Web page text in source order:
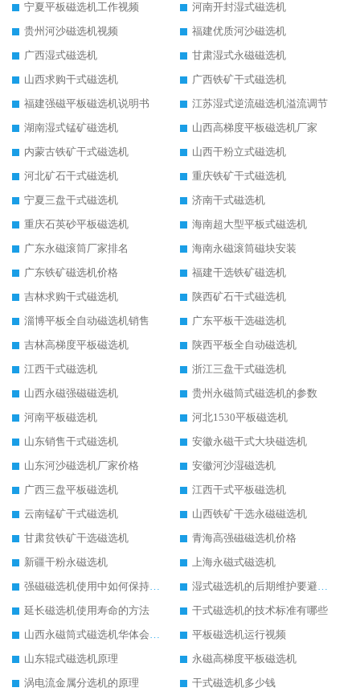
宁夏平板磁选机工作视频
河南开封湿式磁选机
贵州河沙磁选机视频
福建优质河沙磁选机
广西湿式磁选机
甘肃湿式永磁磁选机
山西求购干式磁选机
广西铁矿干式磁选机
福建强磁平板磁选机说明书
江苏湿式逆流磁选机溢流调节
湖南湿式锰矿磁选机
山西高梯度平板磁选机厂家
内蒙古铁矿干式磁选机
山西干粉立式磁选机
河北矿石干式磁选机
重庆铁矿干式磁选机
宁夏三盘干式磁选机
济南干式磁选机
重庆石英砂平板磁选机
海南超大型平板式磁选机
广东永磁滚筒厂家排名
海南永磁滚筒磁块安装
广东铁矿磁选机价格
福建干选铁矿磁选机
吉林求购干式磁选机
陕西矿石干式磁选机
淄博平板全自动磁选机销售
广东平板干选磁选机
吉林高梯度平板磁选机
陕西平板全自动磁选机
江西干式磁选机
浙江三盘干式磁选机
山西永磁强磁磁选机
贵州永磁筒式磁选机的参数
河南平板磁选机
河北1530平板磁选机
山东销售干式磁选机
安徽永磁干式大块磁选机
山东河沙磁选机厂家价格
安徽河沙湿磁选机
广西三盘平板磁选机
江西干式平板磁选机
云南锰矿干式磁选机
山西铁矿干选永磁磁选机
甘肃贫铁矿干选磁选机
青海高强磁磁选机价格
新疆干粉永磁选机
上海永磁式磁选机
强磁磁选机使用中如何保持其顺畅运行
湿式磁选机的后期维护要避开哪些坑
延长磁选机使用寿命的方法
干式磁选机的技术标准有哪些
山西永磁筒式磁选机华体会手机网页版-华体会(中国)
平板磁选机运行视频
山东辊式磁选机原理
永磁高梯度平板磁选机
涡电流金属分选机的原理
干式磁选机多少钱